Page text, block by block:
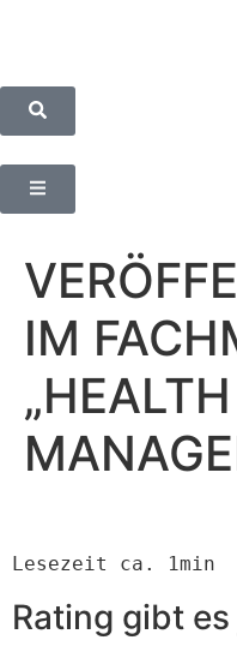
IM
Lesezeit ca. 1min
Rating gibt